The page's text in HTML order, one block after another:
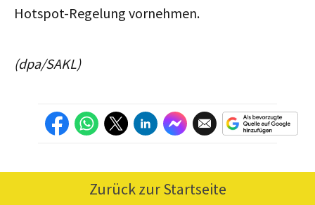
Hotspot-Regelung vornehmen.
(dpa/SAKL)
Zurück zur Startseite